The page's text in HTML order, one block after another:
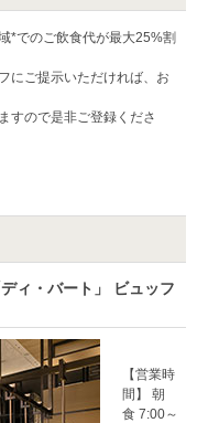
*でのご飲食代が最大25%割
にご提示いただければ、お
すので是非ご登録くださ
ィ・バート」 ビュッフ
【営業時
間】 朝
食 7:00～